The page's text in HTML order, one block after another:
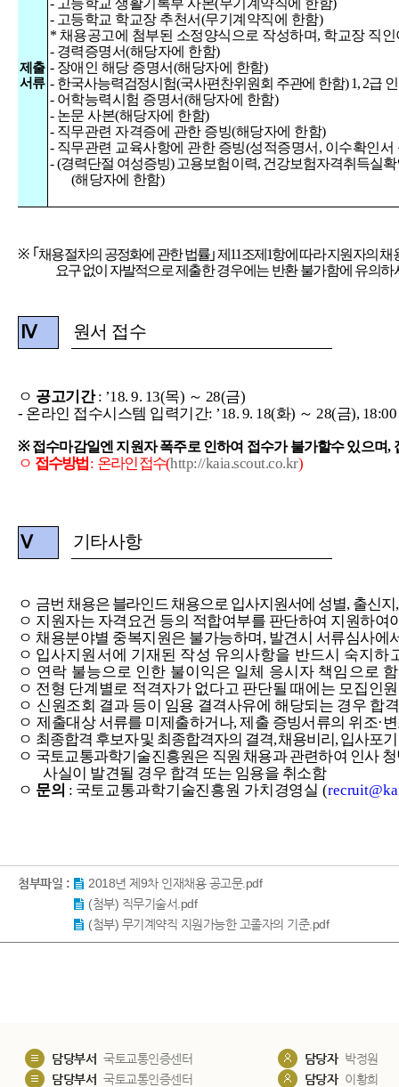
제출
서류
- 고등학교 학교장 추천서(무기계약직에 한함)
* 채용공고에 첨부된 소정양식으로 작성하며, 학교장 직인
- 경력증명서(해당자에 한함)
- 장애인 해당 증명서(해당자에 한함)
- 한국사능력검정시험(국사편찬위원회 주관에 한함) 1, 2급
- 어학능력시험 증명서(해당자에 한함)
- 논문 사본(해당자에 한함)
- 직무관련 자격증에 관한 증빙(해당자에 한함)
- 직무관련 교육사항에 관한 증빙(성적증명서 , 이수확인서
-(경력단절 여성증빙) 고용보험이력, 건강보험자격취득실
(해당자에 한함)
※ ｢ 채용절차의 공정화에 관한 법률｣제 11조제 1항에 따라지원자의 채
요구없이 자발적으로제출한경우에는 반환 불가함에 유의하
Ⅳ 원서 접수
ㅇ 공고기간: ’18. 9. 13(목) ～ 28(금)
- 온라인 접수시스템 입력기간: ’18. 9. 18(화) ～ 28(금), 18:00
※접수마감일엔 지원자 폭주로 인하여 접수가 불가할수 있으며,
ㅇ 접수방법 : 온라인 접수(http://kaia.scout.co.kr)
Ⅴ 기타사항
ㅇ 금번 채용은 블라인드 채용으로 입사지원서에 성별, 출신지
ㅇ 지원자는 자격요건 등의 적합여부를 판단하여 지원하여
ㅇ 채용분야별 중복지원은 불가능하며 , 발견시 서류심사에
ㅇ 입사지원서에 기재된 작성 유의사항을 반드시 숙지하
ㅇ 연락 불능으로 인한 불이익은 일체 응시자 책임으로 함
ㅇ 전형 단계별로 적격자가 없다고 판단될 때에는 모집인
ㅇ 신원조회 결과 등이 임용 결격사유에 해당되는 경우 합격
ㅇ 제출대상 서류를 미제출하거나,제출 증빙서류의 위조·
ㅇ 최종합격 후보자및 최종합격자의 결격,채용비리, 입사포기
ㅇ 국토교통과학기술진흥원은 직원 채용과 관련하여 인사
사실이 발견될 경우 합격 또는 임용을 취소함
ㅇ 문의 : 국토교통과학기술진흥원 가치경영실 (
첨부파일 :
2018년 제9차 인재채용 공고문.pdf
(첨부) 직무기술서.pdf
(첨부) 무기계약직 지원가능한 고졸자의 기준.pdf
담당부서 국토교통인증센터 담당자 박정원
담당부서 국토교통인증센터 담당자 이황희